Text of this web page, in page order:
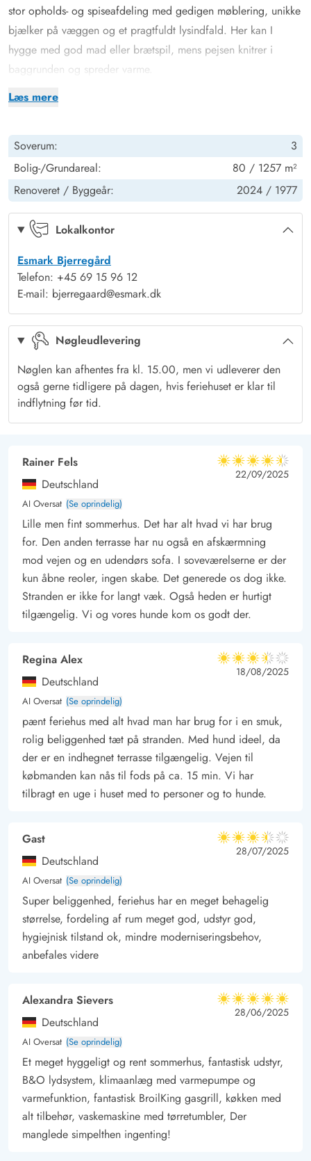
Læs mere
stor opholds- og spiseafdeling med gedigen møblering, unikke
bjælker på væggen og et pragtfuldt lysindfald. Her kan I
hygge med god mad eller brætspil, mens pejsen knitrer i
baggrunden og spreder varme.
Feriehuset er ideelt til børnefamilien med de 3 gode
fantastisk børneværelse, som de vil glæde sig til at bruge.
Sommerhuset opvarmes af en energivenlig
varmepumpe/aircondition. TV/parabol, DVD, Dock/Bluetooth
enhed og Airplay hører til udstyret, og desuden kan det
trådløse internet benyttes gratis.
De store, delvist overdækkede terrasser er særdeles gunstige
for familien medsmåbørn og/eller
sommersolen og et lækkert måltid tilberedt på feriehusets
gasgrill.
Den fine sandstrandligger kun cirka 400 meter væk – her
skulle være sand nok til selv de største sandslotte.
Den skønne natur på Holmsland Klit i Vestjylland indbyder til
udendørsliv med solen og den friske salte havluft, og i
omegnen er der utallige tilbud om aktiviteter og oplevelser.
muligheder for
vandsport, shopping og
meget mere.
Soverum:
3
Bolig-/Grundareal:
80 / 1257 m²
Renoveret / Byggeår: 2024 / 1977
Lokalkontor
Esmark Bjerregård
Telefon: +45 69 15 96 12
E-mail: bjerregaard@esmark.dk
Nøgleudlevering
Nøglen kan afhentes fra kl. 15.00, men vi udleverer den
også gerne tidligere på dagen, hvis feriehuset er klar til
indflytning før tid.
Rainer Fels
Deutschland
AI Oversat (Se oprindelig)
4.5 ud af 5
4.5 ud af 5
4.5 out of 5
22/09/2025
Lille men fint sommerhus. Det har alt hvad vi har brug
for. Den anden terrasse har nu også en afskærmning
mod vejen og en udendørs sofa. I soveværelserne er der
kun åbne reoler, ingen skabe. Det generede os dog ikke.
Stranden er ikke for langt væk. Også heden er hurtigt
tilgængelig. Vi og vores hunde kom os godt der.
Regina Alex
Deutschland
AI Oversat (Se oprindelig)
3.5 ud af 5
3.5 ud af 5
3.5 out of 5
18/08/2025
pænt feriehus med alt hvad man har brug for i en smuk,
rolig beliggenhed tæt på stranden. Med hund ideel, da
der er en indhegnet terrasse tilgængelig. Vejen til
købmanden kan nås til fods på ca. 15 min. Vi har
tilbragt en uge i huset med to personer og to hunde.
Gast
Deutschland
AI Oversat (Se oprindelig)
3.5 ud af 5
3.5 ud af 5
3.5 out of 5
28/07/2025
Super beliggenhed, feriehus har en meget behagelig
størrelse, fordeling af rum meget god, udstyr god,
hygiejnisk tilstand ok, mindre moderniseringsbehov,
anbefales videre
Alexandra Sievers
Deutschland
AI Oversat (Se oprindelig)
5 ud af 5
5 ud af 5
5 out of 5
28/06/2025
Et meget hyggeligt og rent sommerhus, fantastisk udstyr,
B&O lydsystem, klimaanlæg med varmepumpe og
varmefunktion, fantastisk BroilKing gasgrill, køkken med
alt tilbehør, vaskemaskine med tørretumbler, Der
manglede simpelthen ingenting!